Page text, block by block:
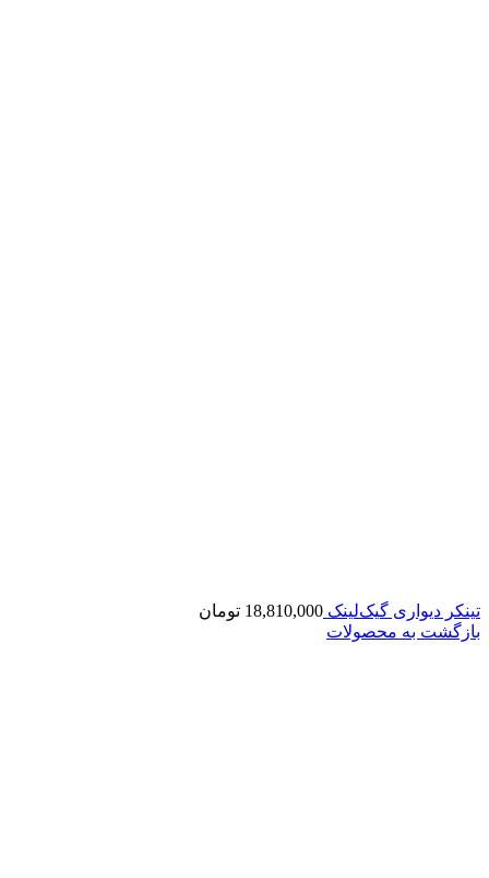
تینکر دیواری گیک‌لینک 18,810,000 تومان
بازگشت به محصولات